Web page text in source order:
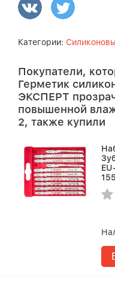
Категории:
Покупатели,
Герметик
ЭКСПЕРТ
повышенной
2, также купили